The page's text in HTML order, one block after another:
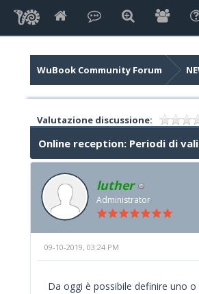
WuBook Community Forum
Valutazione discussione:
Online reception: Periodi di
luther
Administrator
09-10-2019, 03:24 PM
Da oggi è possibile definire uno